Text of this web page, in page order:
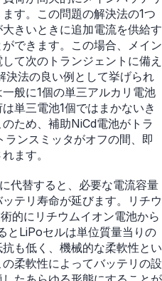
す。この問題の解決法の1つ
きいときに追加電流を供給す
できます。この場合、メイン
て次のトランジェントに備え
決法の良い例として挙げられ
般に1個の単三アルカリ電池
単三電池1個ではまかないき
ため、補助NiCd電池がトラ
ンスミッタがオフの間、即
ます。
代替すると、必要な電流容量
テリ寿命が延びます。リチウ
的にリチウムイオン電池から
とLiPoセルは単位質量当りの
も低く、機械的な柔軟性とい
柔軟性によってバッテリの設